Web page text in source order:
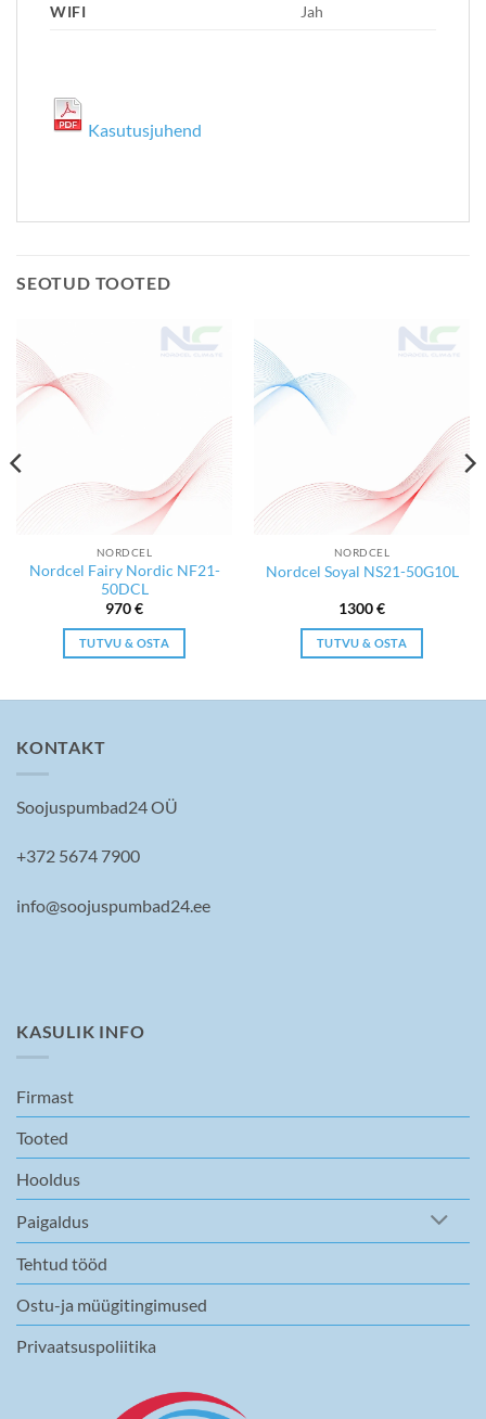
WIFI
Jah
Kasutusjuhend
SEOTUD TOOTED
NORDCEL
Nordcel Fairy Nordic NF21-
50DCL
970€
TUTVU & OSTA
NORDCEL
Nordcel Soyal NS21-50G10L
1300€
TUTVU & OSTA
KONTAKT
Soojuspumbad24 OÜ
+372 5674 7900
info@soojuspumbad24.ee
KASULIK INFO
Firmast
Tooted
Hooldus
Paigaldus
Tehtud tööd
Ostu-ja müügitingimused
Privaatsuspoliitika